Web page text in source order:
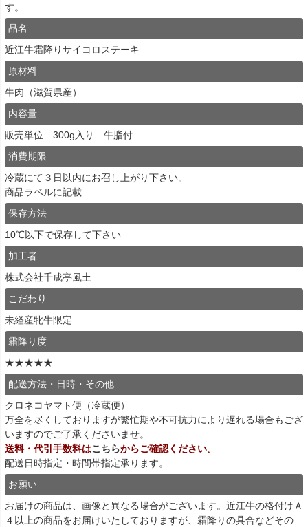
す。
品名
近江牛霜降りサイコロステーキ
原材料
牛肉（滋賀県産）
内容量
販売単位 300g入り 牛脂付
消費期限
冷蔵にて３日以内にお召し上がり下さい。
商品ラベルに記載
保存方法
10℃以下で保存して下さい
加工者
株式会社千成亭風土
こだわり
未経産牝牛限定
霜降り度
★★★★★
配送方法・日時・その他
クロネコヤマト便（冷蔵便）
万全を尽くしておりますが繁忙期や不可抗力により遅れる場合もござ
いますのでご了承くださいませ。
送料・代引手数料はこちらからご確認ください。
配送日時指定・時間帯指定承ります。
お願い
お届けの商品は、画像と異なる場合がございます。近江牛の格付けＡ
４以上の商品をお届けいたしておりますが、霜降りの具合などその